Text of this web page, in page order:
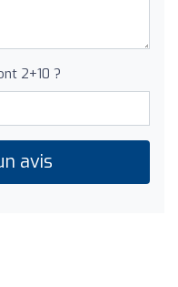
2+10 ?
avis